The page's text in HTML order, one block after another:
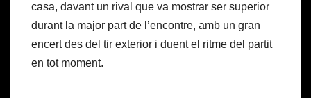
casa, davant un rival que va mostrar ser superior
durant la major part de l’encontre, amb un gran
encert des del tir exterior i duent el ritme del partit
en tot moment.